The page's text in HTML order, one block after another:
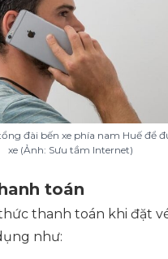
đài bến xe phía nam Huế để
xe (Ảnh: Sưu tầm Internet)
toán
thanh toán khi đặt
như: